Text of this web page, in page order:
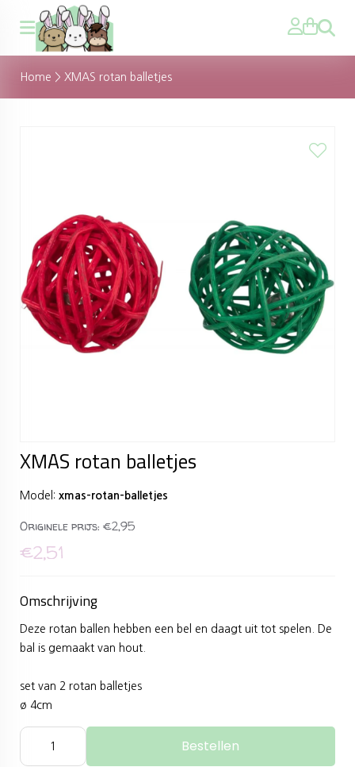
Zoeken
Home > XMAS rotan balletjes
XMAS rotan balletjes
Model: xmas-rotan-balletjes
Originele prijs: €2,95
€2,51
Omschrijving
Deze rotan ballen hebben een bel en daagt uit tot spelen. De
bal is gemaakt van hout.
set van 2 rotan balletjes
ø 4cm
Bestellen